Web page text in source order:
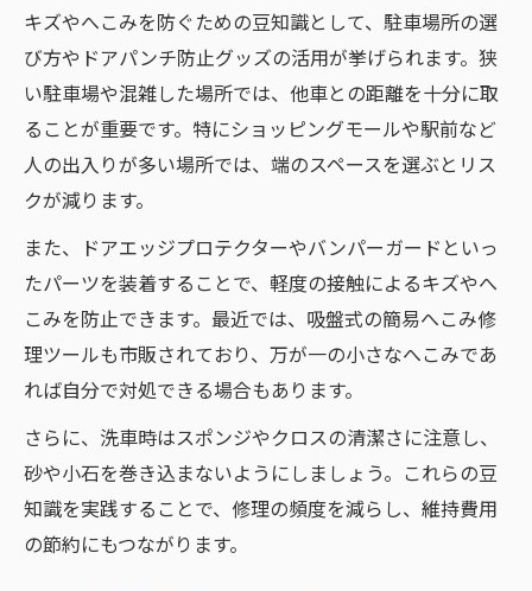
鈑金塗装で仕上がりを高める工夫ポイント
プロの修理技術と日常メンテナンスの関係
修理のプロが薦めるトラブル予防法とは
キズやへこみに強くなるための予防策まとめ
自動車のキズ予防に欠かせない修理知識
へこみを防ぐためのメンテナンス豆知識
日常点検で修理リスクを減らす方法
鈑金塗装の正しいケアで愛車を守るコツ
キズ・へこみ対策に効果的な豆知識集
キズやへこみを防ぐための豆知識として、駐車場所の選
び方やドアパンチ防止グッズの活用が挙げられます。狭
い駐車場や混雑した場所では、他車との距離を十分に取
ることが重要です。特にショッピングモールや駅前など
人の出入りが多い場所では、端のスペースを選ぶとリス
クが減ります。
また、ドアエッジプロテクターやバンパーガードといっ
たパーツを装着することで、軽度の接触によるキズやへ
こみを防止できます。最近では、吸盤式の簡易へこみ修
理ツールも市販されており、万が一の小さなへこみであ
れば自分で対処できる場合もあります。
さらに、洗車時はスポンジやクロスの清潔さに注意し、
砂や小石を巻き込まないようにしましょう。これらの豆
知識を実践することで、修理の頻度を減らし、維持費用
の節約にもつながります。